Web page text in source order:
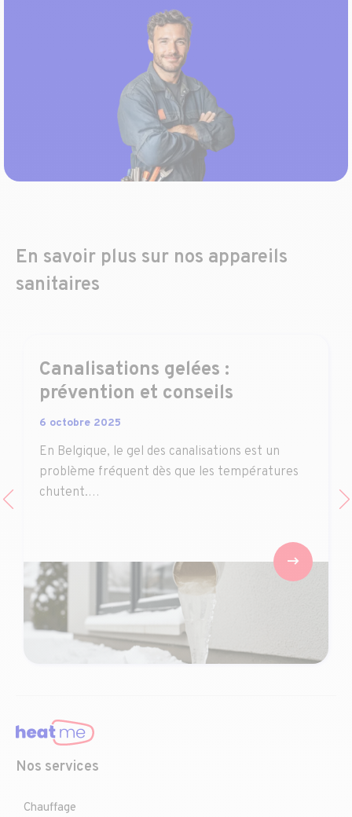
En savoir plus sur nos appareils
sanitaires
Canalisations gelées :
prévention et conseils
6 octobre 2025
En Belgique, le gel des canalisations est un
problème fréquent dès que les températures
chutent.…
Nos services
Chauffage